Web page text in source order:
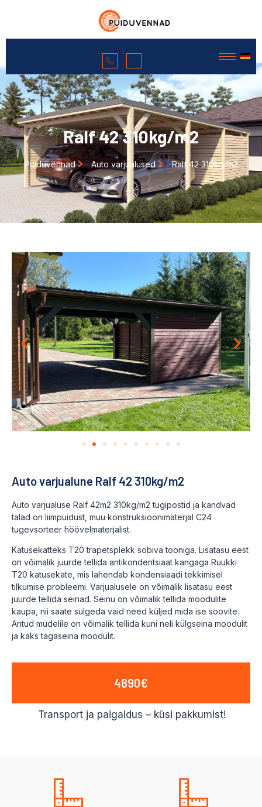
Ralf 42 310kg/m2
Puiduvennad Auto varjualused Ralf 42 310kg/m2
Auto varjualune Ralf 42 310kg/m2
Auto varjualuse Ralf 42m2 310kg/m2 tugipostid ja kandvad
talad on liimpuidust, muu konstruksioonimaterjal C24
tugevsorteer höövelmaterjalist.
Katusekatteks T20 trapetsplekk sobiva tooniga. Lisatasu eest
on võimalik juurde tellida antikondentsiaat kangaga Ruukki
T20 katusekate, mis lahendab kondensiaadi tekkimisel
tilkumise probleemi. Varjualusele on võimalik lisatasu eest
juurde tellida seinad. Seinu on võimalik tellida moodulite
kaupa, nii saate sulgeda vaid need küljed mida ise soovite.
Antud mudelile on võimalik tellida kuni neli külgseina moodulit
ja kaks tagaseina moodulit.
4890€
Transport ja paigaldus – küsi pakkumist!